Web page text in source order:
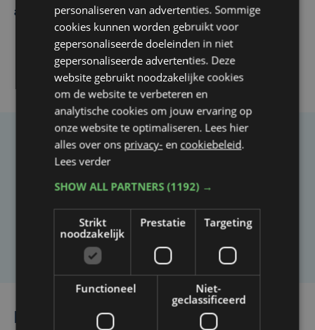
afgesloten
Taalfout opgemerkt?
artikel?
Laat het ons weten
Lees ook
personaliseren van advertenties. Sommige
cookies kunnen worden gebruikt voor
gepersonaliseerde doeleinden in niet
gepersonaliseerde advertenties. Deze
website gebruikt noodzakelijke cookies
om de website te verbeteren en
analytische cookies om jouw ervaring op
onze website te optimaliseren. Lees hier
alles over ons privacy- en cookiebeleid.
Lees verder
SHOW ALL PARTNERS(1192) →
Strikt
noodzakelijk
Prestatie Targeting
Functioneel
Niet-
geclassificeerd